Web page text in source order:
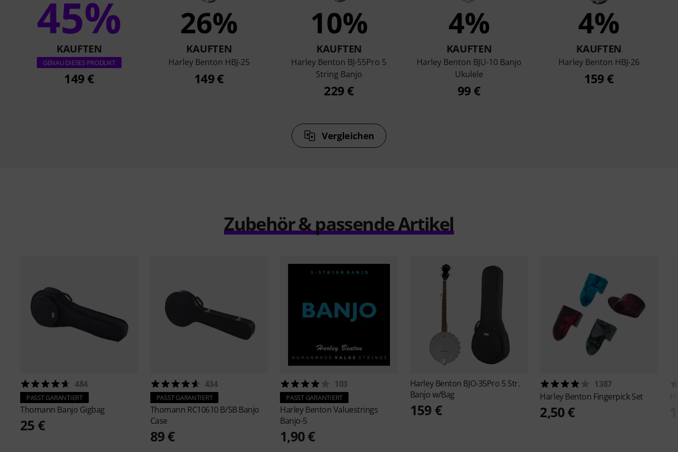
45%
KAUFTEN
GENAU DIESES PRODUKT
149 €
26%
KAUFTEN
Harley Benton HBJ-25
149 €
10%
KAUFTEN
Harley Benton BJ-55Pro 5
String Banjo
229 €
4%
KAUFTEN
Harley Benton BJU-10 Banjo
Ukulele
99 €
4%
KAUFTEN
Harley Benton HBJ-26
159 €
Vergleichen
Zubehör & passende Artikel
484
PASST GARANTIERT
Thomann Banjo Gigbag
25 €
434
PASST GARANTIERT
Thomann RC10610 B/SB Banjo
Case
89 €
103
PASST GARANTIERT
Harley BentonValuestrings
Banjo-5
1,90 €
Harley Benton BJO-35Pro 5 Str.
Banjo w/Bag
159 €
1387
Harley Benton Fingerpick Set
2,50 €